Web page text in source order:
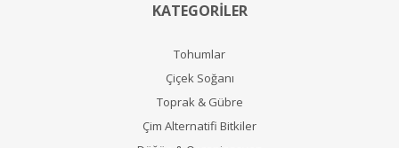
KATEGORİLER
Tohumlar
Çiçek Soğanı
Toprak & Gübre
Çim Alternatifi Bitkiler